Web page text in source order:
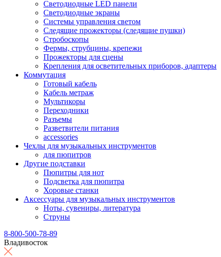
Светодиодные LED панели
Светодиодные экраны
Системы управления светом
Следящие прожекторы (следящие пушки)
Стробоскопы
Фермы, струбцины, крепежи
Прожекторы для сцены
Крепления для осветительных приборов, адаптеры
Коммутация
Готовый кабель
Кабель метраж
Мультикоры
Переходники
Разъемы
Разветвители питания
accessories
Чехлы для музыкальных инструментов
для пюпитров
Другие подставки
Пюпитры для нот
Подсветка для пюпитра
Хоровые станки
Аксессуары для музыкальных инструментов
Ноты, сувениры, литература
Струны
8-800-500-78-89
Владивосток